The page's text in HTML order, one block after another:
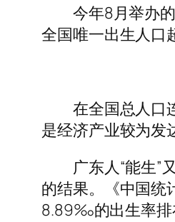
今年8月举办的
全国唯一出生人口
在全国总人口连
是经济产业较为发
广东人“能生”又
的结果。《中国
8.89‰的出生率排